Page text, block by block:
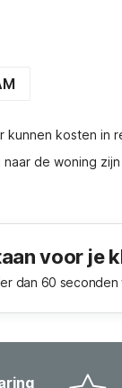
kunnen kosten in
de woning
voor je
dan 60